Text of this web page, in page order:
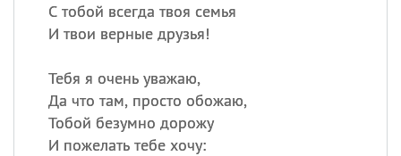
С тобой всегда твоя семья
И твои верные друзья!
Тебя я очень уважаю,
Да что там, просто обожаю,
Тобой безумно дорожу
И пожелать тебе хочу: